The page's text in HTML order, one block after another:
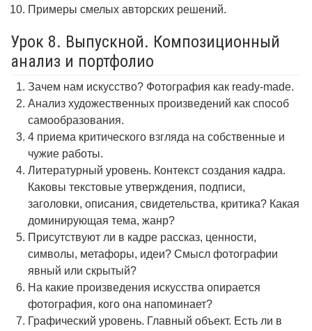
Примеры смелых авторских решений.
Урок 8. Выпускной. Композиционный
анализ и портфолио
Зачем нам искусство? Фотография как ready-made.
Анализ художественных произведений как способ
самообразования.
4 приема критического взгляда на собственные и
чужие работы.
Литературный уровень. Контекст создания кадра.
Каковы текстовые утверждения, подписи,
заголовки, описания, свидетельства, критика? Какая
доминирующая тема, жанр?
Присутствуют ли в кадре рассказ, ценности,
символы, метафоры, идеи? Смысл фотографии
явный или скрытый?
На какие произведения искусства опирается
фотография, кого она напоминает?
Графический уровень. Главный объект. Есть ли в